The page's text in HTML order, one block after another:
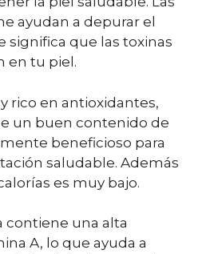
ayudan a depurar el
significa que las toxinas
en tu piel.
rico en antioxidantes,
un buen contenido de
beneficioso para
saludable. Además
es muy bajo.
contiene una alta
A, lo que ayuda a